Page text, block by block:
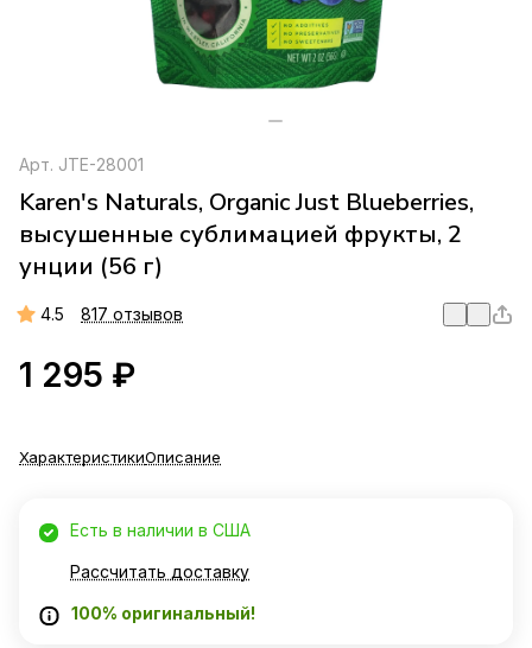
Арт. JTE-28001
Karen's Naturals, Organic Just Blueberries,
высушенные сублимацией фрукты, 2
унции (56 г)
4.5 817 отзывов
1 295 ₽
ХарактеристикиОписание
Есть в наличии в США
Рассчитать доставку
100% оригинальный!